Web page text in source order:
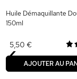
Huile Démaquillante
150ml
5,50 €
AJOUTER AU
‹